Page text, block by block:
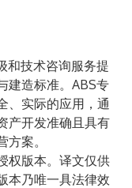
和技术咨询服务提
建造标准。ABS专
、实际的应用，通
产开发准确且具有
案。
权版本。译文仅供
本乃唯一具法律效